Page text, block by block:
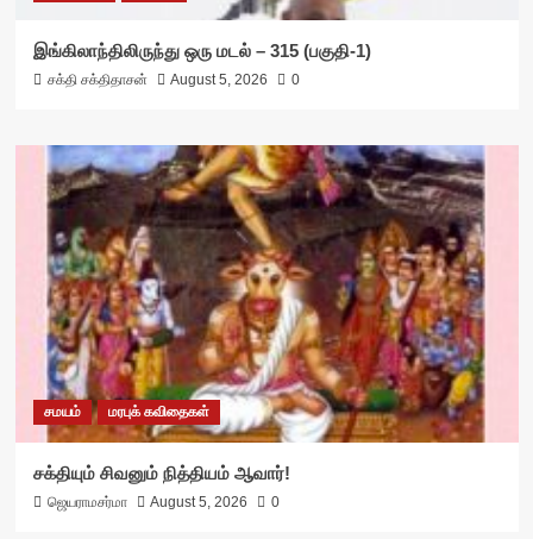
இங்கிலாந்திலிருந்து ஒரு மடல் – 315 (பகுதி-1)
சக்தி சக்திதாசன் August 5, 2026 0
சமயம் மரபுக் கவிதைகள்
சக்தியும் சிவனும் நித்தியம் ஆவார்!
ஜெயராமசர்மா August 5, 2026 0